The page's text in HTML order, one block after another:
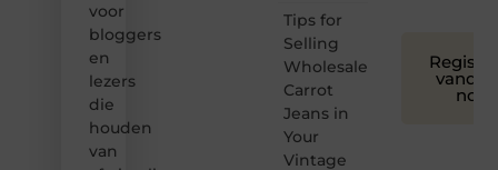
voor
bloggers
en
lezers
die
houden
van
Tips for
Selling
Wholesale
Carrot
Jeans in
Your
Vintage
nog